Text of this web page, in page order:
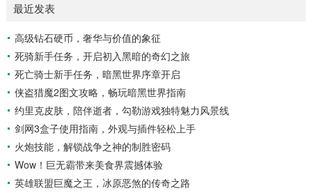
滑球，击球手需要在极短的时间内，准确判断球的速度、方向
和落点，然后调整自己的击球动作，这不仅要求击球手具备出
色的视力和反应能力,更需要大量的训练来培养对球...
最近发表
高级钻石硬币，奢华与价值的象征
死骑新手任务，开启初入黑暗的奇幻之旅
死亡骑士新手任务，暗黑世界序章开启
侠盗猎魔2图文攻略，畅玩暗黑世界指南
约里克皮肤，陪伴逝者，勾勒游戏独特魅力风景线
剑网3盒子使用指南，外观与插件轻松上手
火炮技能，解锁战争之神的制胜密码
Wow！巨无霸带来美食界震撼体验
英雄联盟巨魔之王，冰原恶煞的传奇之路